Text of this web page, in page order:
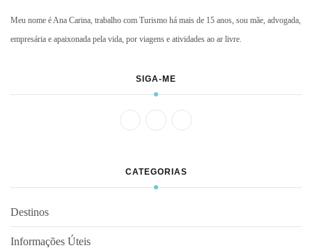
Meu nome é Ana Carina, trabalho com Turismo há mais de 15 anos, sou mãe, advogada,
empresária e apaixonada pela vida, por viagens e atividades ao ar livre.
SIGA-ME
CATEGORIAS
Destinos
Informações Úteis